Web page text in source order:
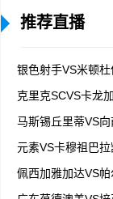
推荐直播
克里克SCVS卡龙
元素VS卡穆祖巴